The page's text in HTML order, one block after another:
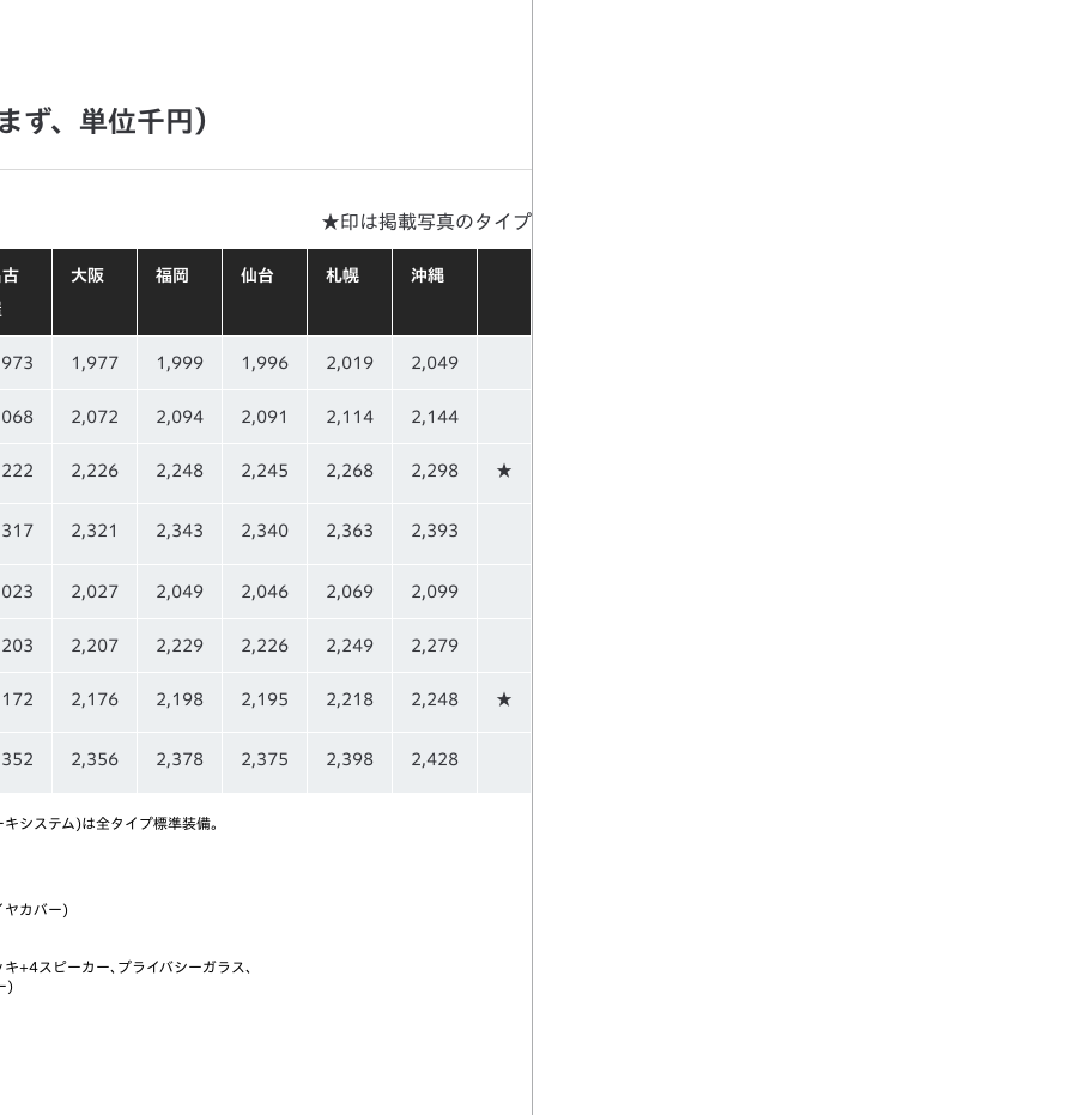
ず、単位千円）
★印は掲載写真のタイプ
大阪 福岡 仙台 札幌 沖縄
1,977 1,999 1,996 2,019 2,049
2,072 2,094 2,091 2,114 2,144
2,226 2,248 2,245 2,268 2,298 ★
2,321 2,343 2,340 2,363 2,393
2,027 2,049 2,046 2,069 2,099
2,207 2,229 2,226 2,249 2,279
2,176 2,198 2,195 2,218 2,248 ★
2,356 2,378 2,375 2,398 2,428
システム)は全タイプ標準装備。
ヤカバー)
+4スピーカー､プライバシーガラス､
)